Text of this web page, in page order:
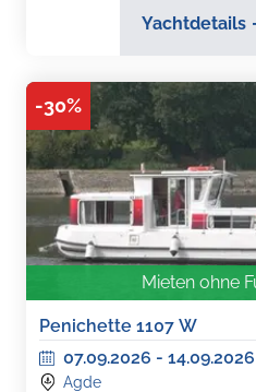
Yachtdetails
-30%
Mieten ohne
Penichette 1107 W
07.09.2026 - 14.09.2026
Agde